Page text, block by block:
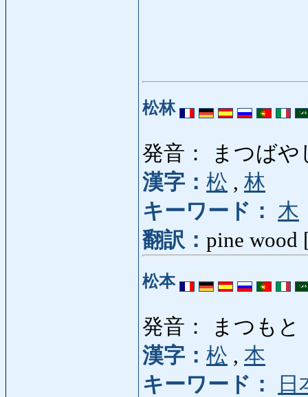
松林
発音： まつばや
漢字： 松 , 林
キーワード： 木
翻訳： pine wood
松本
発音： まつもと
漢字： 松 , 本
キーワード：
日